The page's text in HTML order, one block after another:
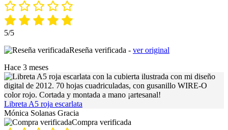
5/5
Reseña verificada - ver original
Hace 3 meses
Libreta A5 roja escarlata
Mónica Solanas Gracia
Compra verificada